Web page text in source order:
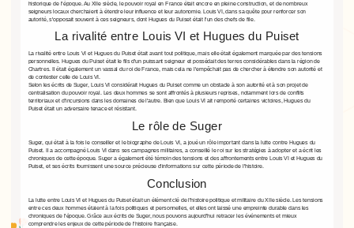
historique de l'époque. Au XIIe siècle, le pouvoir royal en France était encore en pleine construction, et de nombreux
seigneurs locaux cherchaient à étendre leur influence et leur autonomie. Louis VI, dans sa quête pour renforcer son
autorité, s'opposait souvent à ces seigneurs, dont Hugues du Puiset était l'un des chefs de file.
La rivalité entre Louis VI et Hugues du Puiset
La rivalité entre Louis VI et Hugues du Puiset était avant tout politique, mais elle était également marquée par des tensions
personnelles. Hugues du Puiset était le fils d'un puissant seigneur et possédait des terres considérables dans la région de
Chartres. Il était également un vassal du roi de France, mais cela ne l'empêchait pas de chercher à étendre son autorité et
de contester celle de Louis VI.
Selon les écrits de Suger, Louis VI considérait Hugues du Puiset comme un obstacle à son autorité et à son projet de
centralisation du pouvoir royal. Les deux hommes se sont affrontés à plusieurs reprises, notamment lors de conflits
territoriaux et d'incursions dans les domaines de l'autre. Bien que Louis VI ait remporté certaines victoires, Hugues du
Puiset était un adversaire tenace et résistant.
Le rôle de Suger
Suger, qui était à la fois le conseiller et le biographe de Louis VI, a joué un rôle important dans la lutte contre Hugues du
Puiset. Il a accompagné Louis VI dans ses campagnes militaires, a conseillé le roi sur les stratégies à adopter et a écrit les
chroniques de cette époque. Suger a également été témoin des tensions et des affrontements entre Louis VI et Hugues du
Puiset, et ses écrits fournissent une source précieuse d'informations sur cette période de l'histoire.
Conclusion
La lutte entre Louis VI et Hugues du Puiset était un élément clé de l'histoire politique et militaire du XIIe siècle. Les tensions
entre ces deux hommes étaient à la fois politiques et personnelles, et elles ont laissé une empreinte durable dans les
chroniques de l'époque. Grâce aux écrits de Suger, nous pouvons aujourd'hui retracer les événements et mieux
comprendre les enjeux de cette période de l'histoire française.